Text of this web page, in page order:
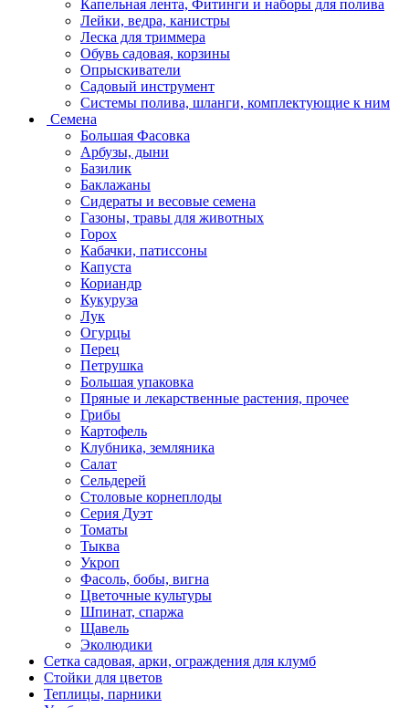
Капельная лента, Фитинги и наборы для полива
Лейки, ведра, канистры
Леска для триммера
Обувь садовая, корзины
Опрыскиватели
Садовый инструмент
Системы полива, шланги, комплектующие к ним
Семена
Большая Фасовка
Арбузы, дыни
Базилик
Баклажаны
Сидераты и весовые семена
Газоны, травы для животных
Горох
Кабачки, патиссоны
Капуста
Кориандр
Кукуруза
Лук
Огурцы
Перец
Петрушка
Большая упаковка
Пряные и лекарственные растения, прочее
Грибы
Картофель
Клубника, земляника
Салат
Сельдерей
Столовые корнеплоды
Серия Дуэт
Томаты
Тыква
Укроп
Фасоль, бобы, вигна
Цветочные культуры
Шпинат, спаржа
Щавель
Эколюдики
Сетка садовая, арки, ограждения для клумб
Стойки для цветов
Теплицы, парники